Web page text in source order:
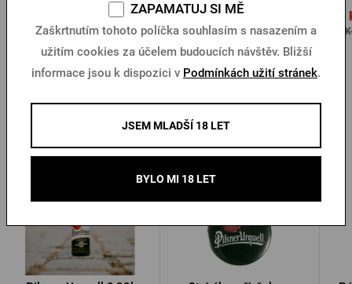
60 Kč
Koupit 35 Kč Koupit
60
Další produkty od Pilsner Urquell
ZAPAMATUJ SI MĚ
Zaškrtnutím tohoto políčka souhlasím s nasazením a
užitím cookies za účelem budoucích návštěv. Bližší
informace jsou k dispozici v Podmínkách užití stránek.
JSEM MLADŠÍ 18 LET
BYLO MI 18 LET